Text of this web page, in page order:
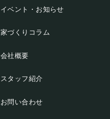
イベント・お知らせ
家づくりコラム
会社概要
スタッフ紹介
お問い合わせ